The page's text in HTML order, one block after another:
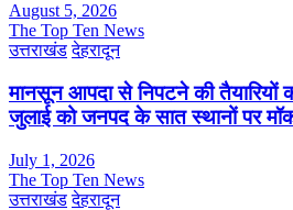
August 5, 2026
The Top Ten News
उत्तराखंड देहरादून
मानसून आपदा से निपटने की तैयारियों
जुलाई को जनपद के सात स्थानों पर
July 1, 2026
The Top Ten News
उत्तराखंड देहरादून